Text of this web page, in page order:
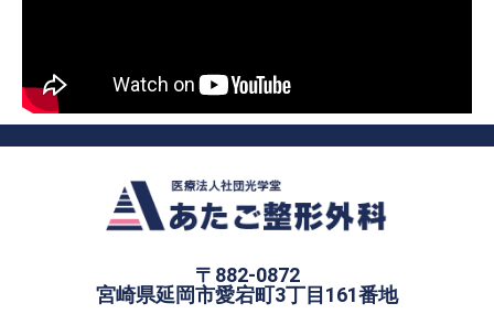
〒882-0872
宮崎県延岡市愛宕町3丁目161番地